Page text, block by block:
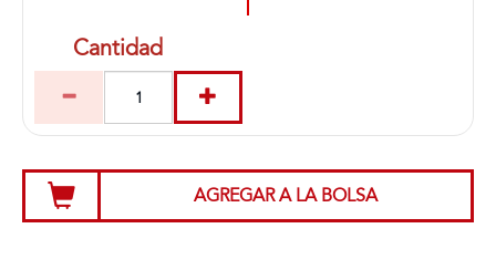
Cantidad
AGREGAR A LA BOLSA